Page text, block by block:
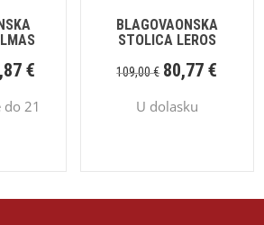
€
do 21
BLAGOVAONSKA
STOLICA LEROS
109,00€ 80,77€
U dolasku